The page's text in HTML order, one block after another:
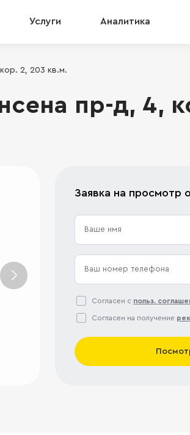
Услуги Аналитика
2, 203 кв.м.
пр-д, 4,
Заявка на просмотр
Согласен с польз.
Согласен на получение